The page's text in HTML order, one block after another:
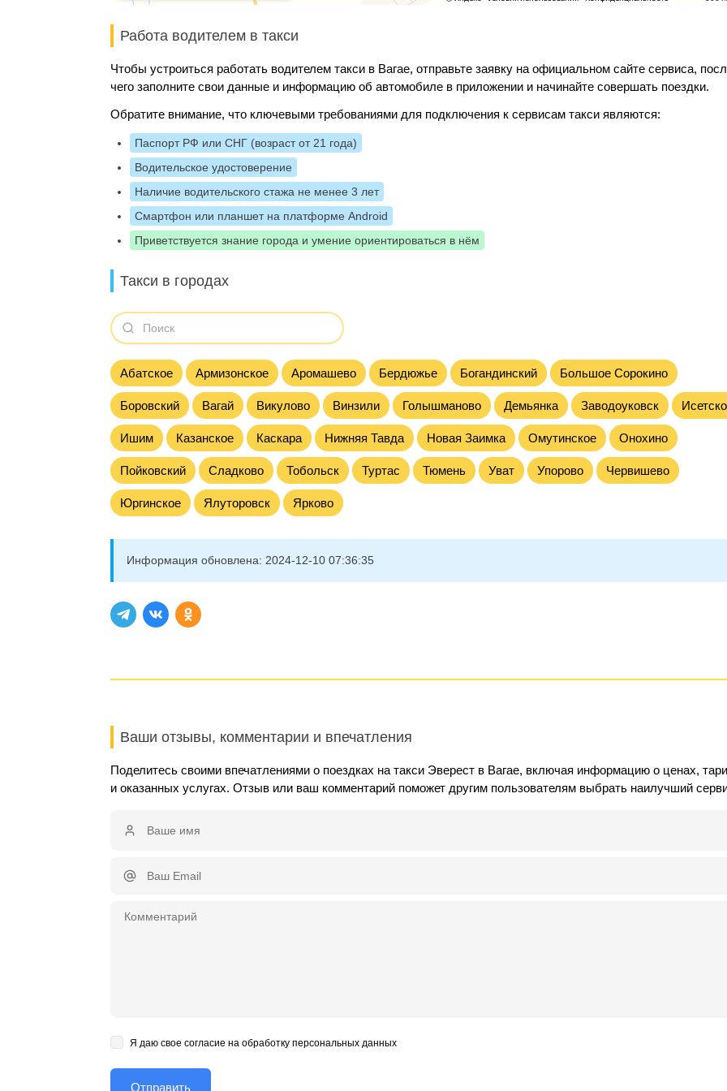
Работа водителем в такси
Чтобы устроиться работать водителем такси в Вагае, отправьте заявку на официальном сайте сервиса,
чего заполните свои данные и информацию об автомобиле в приложении и начинайте совершать поездки.
Обратите внимание, что ключевыми требованиями для подключения к сервисам такси являются:
Паспорт РФ или СНГ (возраст от 21 года)
Водительское удостоверение
Наличие водительского стажа не менее 3 лет
Смартфон или планшет на платформе Android
Приветствуется знание города и умение ориентироваться в нём
Такси в городах
Абатское Армизонское Аромашево Бердюжье Богандинский Большое Сорокино
Боровский Вагай Викулово Винзили Голышманово Демьянка Заводоуковск
Ишим Казанское Каскара Нижняя Тавда Новая Заимка Омутинское Онохино
Пойковский Сладково Тобольск Туртас Тюмень Уват Упорово Червишево
Юргинское Ялуторовск Ярково
Информация обновлена: 2024-12-10 07:36:35
Ваши отзывы, комментарии и впечатления
Поделитесь своими впечатлениями о поездках на такси Эверест в Вагае, включая информацию о ценах,
и оказанных услугах. Отзыв или ваш комментарий поможет другим пользователям выбрать наилучший
Я даю свое согласие на обработку персональных данных